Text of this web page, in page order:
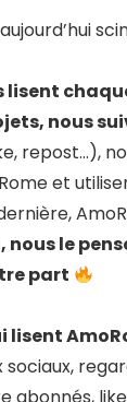
lisent
nous
repost…),
et
nous le
part
lisent